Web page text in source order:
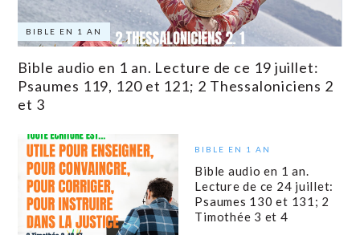
BIBLE EN 1 AN
Bible audio en 1 an. Lecture de ce 19 juillet:
Psaumes 119, 120 et 121; 2 Thessaloniciens 2
et 3
BIBLE EN 1 AN
Bible audio en 1 an.
Lecture de ce 24 juillet:
Psaumes 130 et 131; 2
Timothée 3 et 4